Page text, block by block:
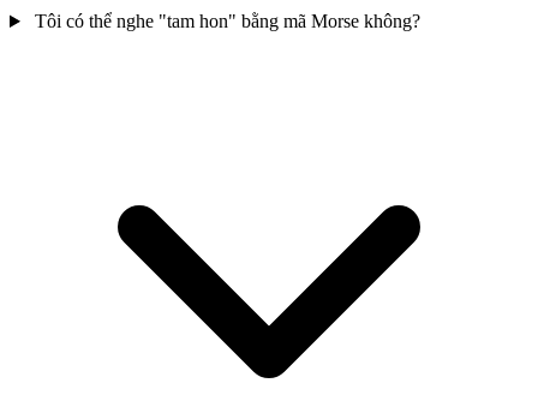
Tôi có thể nghe "tam hon" bằng mã Morse không?